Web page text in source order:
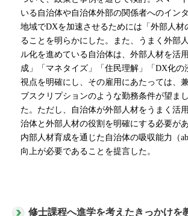
いる自治体や自治体外部の関係者へのイン
地域でDXを加速させるためには「外部人材
ることを明らかにした。また、うまく外部
ル化を進めている自治体は、外部人材を活
成」「マネタイズ」「住民理解」「 DX化の
視点を明確にし、その雇用にあたっては、
ブスクリプションのような勤務条件が望ま
た。ただし、自治体が外部人材をうまく活
治体と外部人材の役割を明確にする必要が
内部人材育成を通じた自治体の吸収能力（
向上が必要であることを提言した。
修士課程へ進学を考えたきっかけを